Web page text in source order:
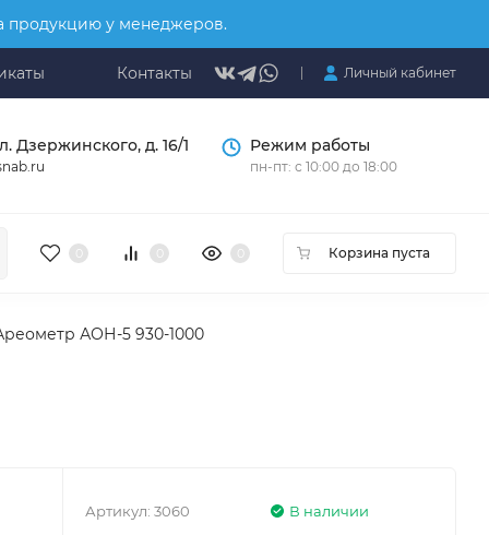
продукцию у менеджеров.
Контакты Личный кабинет
Дзержинского, д. 16/1 Режим работы
пн-пт: с 10:00 до 18:00
Корзина пуста
АОН-5 930-1000
В наличии
Артикул:3060